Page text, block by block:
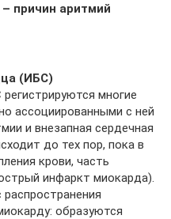
причин аритмий
(ИБС)
многие
ассоциированными с ней
и внезапная сердечная
до тех пор, пока в
крови, часть
инфаркт миокарда).
образуются